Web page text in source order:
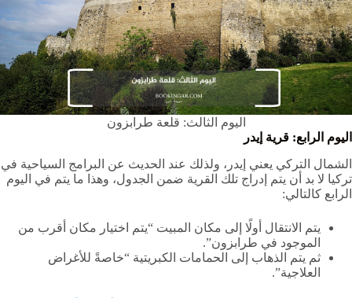
اليوم الثالث: قلعة طرابزون
اليوم الرابع: قرية إيدر
الشمال التركي يعني إيدر، ولذلك عند الحديث عن البرامج السياحية في
تركيا لا بد أن يتم إدراج تلك القرية ضمن الجدول، وهذا ما يتم في اليوم
الرابع كالتالي:
يتم الانتقال أولًا إلى مكان المبيت “يتم اختيار مكان أقرب من
الموجود في طرابزون”.
ثم يتم الذهاب إلى الحمامات الكبريتية “خاصةً للأغراض
العلاجية”.